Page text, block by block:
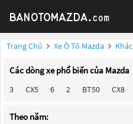
Trang Chủ Xe Ô Tô Mazda Khác
Các dòng xe phổ biến của Mazda
3 CX5 6 2 BT50 CX8
Theo năm: